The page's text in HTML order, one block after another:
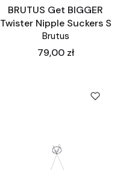
BRUTUS Get BIGGER
Twister Nipple Suckers S
Brutus
Cena
79,00 zł